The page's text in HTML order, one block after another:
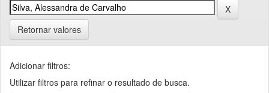
Retornar valores
Adicionar filtros:
Utilizar filtros para refinar o resultado de busca.